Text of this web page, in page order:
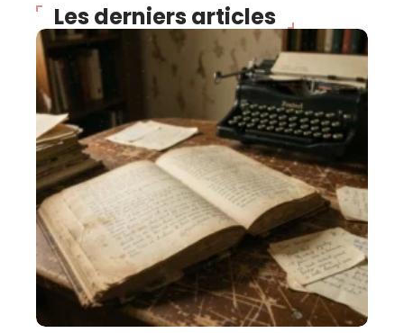
Les derniers articles